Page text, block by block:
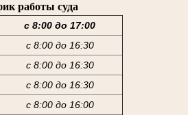
работы суда
с 8:00 до 17:00
с 8:00 до 16:30
с 8:00 до 16:30
с 8:00 до 16:30
с 8:00 до 16:00